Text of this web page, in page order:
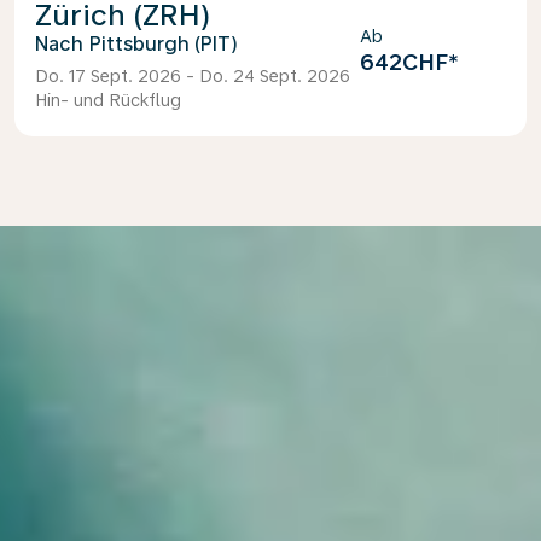
Zürich (ZRH)
Pittsburgh (PIT)
Do. 17 Sept. 2026 - Do. 24 Sept. 2026
Hin- und Rückflug
Ab
642CHF*